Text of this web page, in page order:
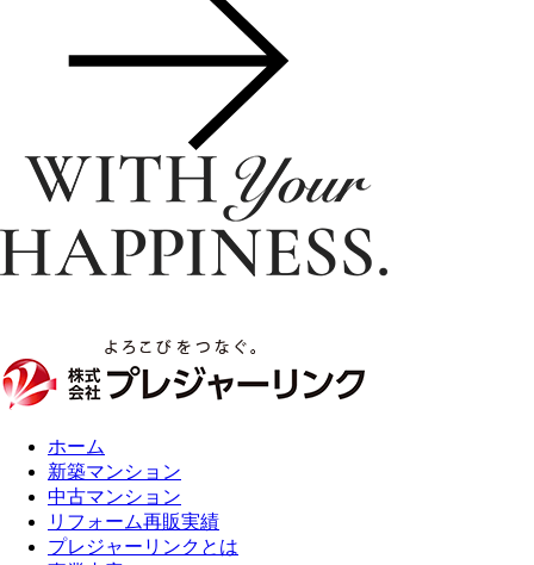
ホーム
新築マンション
中古マンション
リフォーム再販実績
プレジャーリンクとは